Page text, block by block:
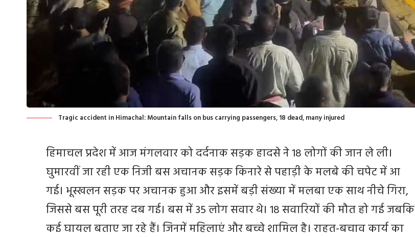
Tragic accident in Himachal: Mountain falls on bus carrying passengers, 18 dead, many injured
हिमाचल प्रदेश में आज मंगलवार को दर्दनाक सड़क हादसे ने 18 लोगों की जान ले ली।
घुमारवीं जा रही एक निजी बस अचानक सड़क किनारे से पहाड़ी के मलबे की चपेट में आ
गई। भूस्खलन सड़क पर अचानक हुआ और इसमें बड़ी संख्या में मलबा एक साथ नीचे गिरा,
जिससे बस पूरी तरह दब गई। बस में 35 लोग सवार थे। 18 सवारियों की मौत हो गई जबकि
कई घायल बताए जा रहे हैं। जिनमें महिलाएं और बच्चे शामिल है। राहत-बचाव कार्य का